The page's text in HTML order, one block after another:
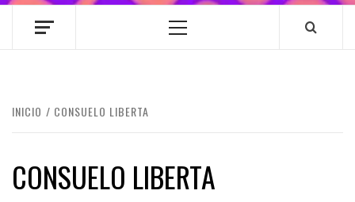
Menú
INICIO CONSUELO LIBERTA
CONSUELO LIBERTA